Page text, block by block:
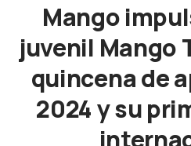
Mango
juvenil Mango
quincena de
2024 y su